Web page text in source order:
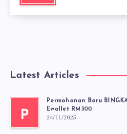
Latest Articles
P
Permohonan Baru
Ewallet RM300
24/11/2025